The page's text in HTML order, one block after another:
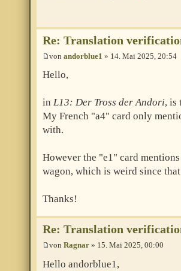
Re: Translation
von andorblue1 » 14. Mai 2025, 20:54
Hello,
in L13: Der Tross der Andori, is
My French "a4" card only
with.
However the "e1" card
wagon, which is weird since
Thanks!
Re: Translation
von Ragnar » 15. Mai 2025, 00:00
Hello andorblue1,